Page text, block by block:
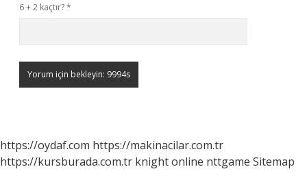
6 + 2 kaçtır?*
https://oydaf.com https://makinacilar.com.tr
https://kursburada.com.tr knight online nttgame Sitemap